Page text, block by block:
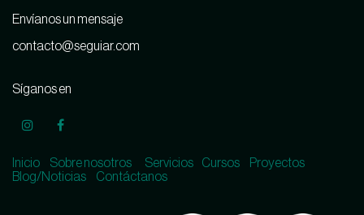
Envíanos un mensaje
contacto@seguiar.com
Síganos en
nicio Sobre nosotros Servicios Cursos
Proyectos
Blog/Noticias
Contáctanos